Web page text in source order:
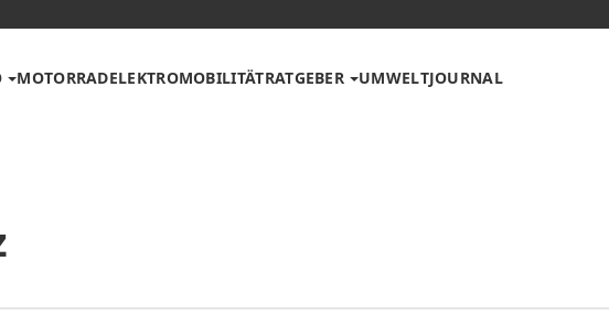
MOTORRADELEKTROMOBILITÄTRATGEBER UMWELTJOURNAL